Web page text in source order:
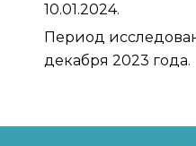
10.01.2024.
Период
декабря 2023 года.